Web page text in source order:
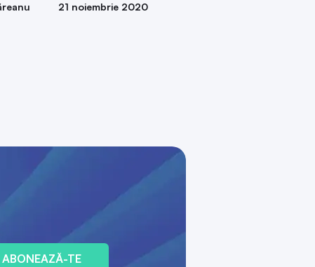
21 noiembrie 2020
ABONEAZĂ-TE